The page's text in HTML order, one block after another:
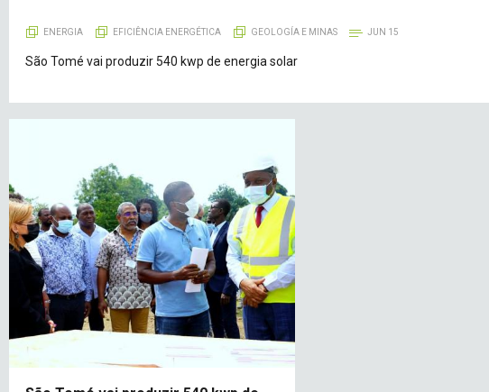
ENERGIA EFICIÊNCIA ENERGÉTICA GEOLOGÍA E MINAS JUN 15
São Tomé vai produzir 540 kwp de energia solar